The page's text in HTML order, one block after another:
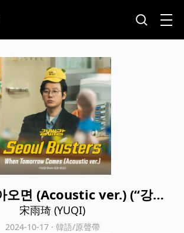
오면 (Acoustic ver.) (“강매
강”/OST Part.2)
宋雨琦 (YUQI)
2024-10-17 · 韓語/原聲帶